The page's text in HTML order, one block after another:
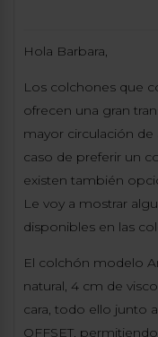
Hola Barbara,
Los colchones que
ofrecen una gran
mayor circulación
caso de preferir un
existen también
Le voy a mostrar
disponibles en las
El colchón modelo
natural, 4 cm de
cara, todo ello junto
OFFSET,